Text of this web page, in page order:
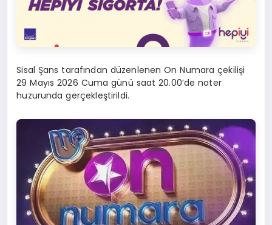
Sisal Şans tarafından düzenlenen On Numara çekilişi
29 Mayıs 2026 Cuma günü saat 20.00’de noter
huzurunda gerçekleştirildi.